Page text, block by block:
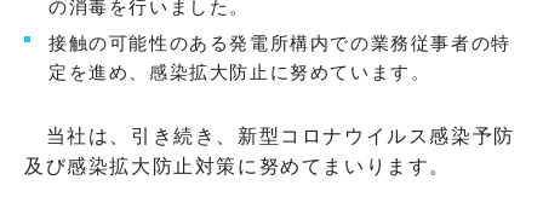
の消毒を行いました。
接触の可能性のある発電所構内での業務従事者の特
定を進め、感染拡大防止に努めています。
当社は、引き続き、新型コロナウイルス感染予防
及び感染拡大防止対策に努めてまいります。